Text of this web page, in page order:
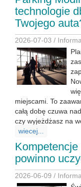
technologie
Twojego
2026-07-03 /
miejscami. To
całą dobę czuwa
czy wyjeżdżasz na
wiecej...
Kompetencje
powinno
2026-06-09 /